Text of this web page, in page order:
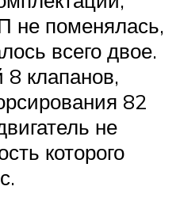
не поменялась,
всего двое.
клапанов,
82
не
которого